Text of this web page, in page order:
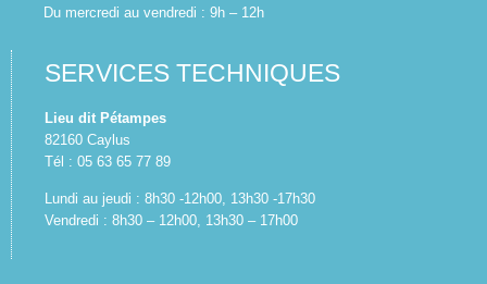
Du mercredi au vendredi : 9h – 12h
SERVICES TECHNIQUES
Lieu dit Pétampes
82160 Caylus
Tél : 05 63 65 77 89
Lundi au jeudi : 8h30 -12h00, 13h30 -17h30
Vendredi : 8h30 – 12h00, 13h30 – 17h00